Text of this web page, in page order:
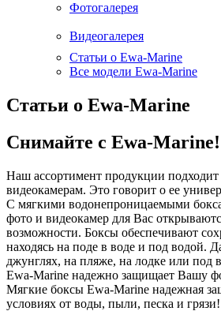
Фотогалерея
Видеогалерея
Статьи о Ewa-Marine
Все модели Ewa-Marine
Статьи о Ewa-Marine
Снимайте с Ewa-Marine!
Наш ассортимент продукции
видеокамерам. Это говорит о ее
С мягкими водонепроницаемыми
фото и видеокамер для Вас
возможности. Боксы обеспечивают
находясь на поде в воде и под водой.
джунглях, на пляже, на лодке или
Ewa-Marine надежно защищает Вашу
Мягкие боксы Ewa-Marine надежная
условиях от воды, пыли, песка и грязи!